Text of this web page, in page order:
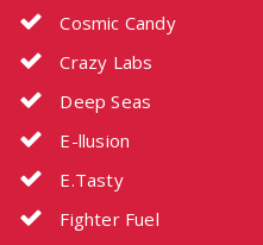
Cosmic Candy
Crazy Labs
Deep Seas
E-llusion
E.Tasty
Fighter Fuel